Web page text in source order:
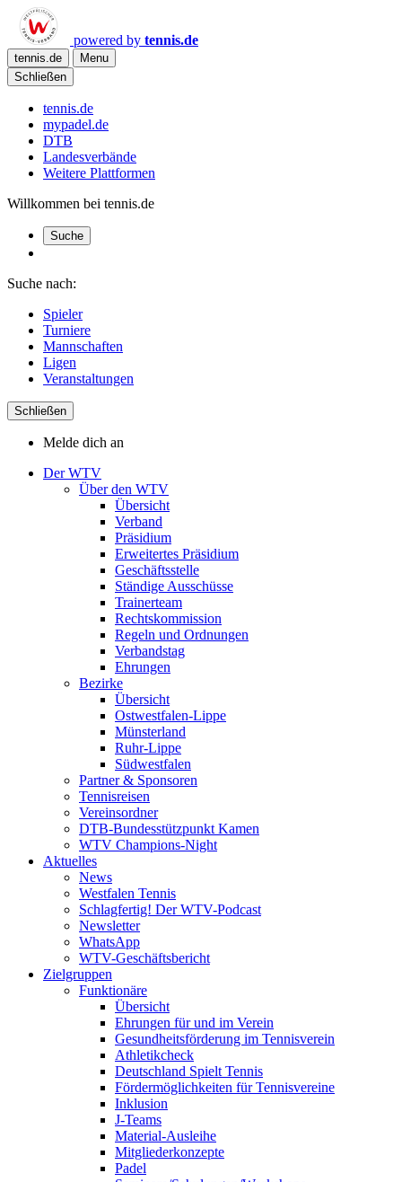
powered by tennis.de
tennis.de
Menu
Schließen
tennis.de
mypadel.de
DTB
Landesverbände
Weitere Plattformen
Willkommen bei tennis.de
Suche
Suche nach:
Spieler
Turniere
Mannschaften
Ligen
Veranstaltungen
Schließen
Melde dich an
Der WTV
Über den WTV
Übersicht
Verband
Präsidium
Erweitertes Präsidium
Geschäftsstelle
Ständige Ausschüsse
Trainerteam
Rechtskommission
Regeln und Ordnungen
Verbandstag
Ehrungen
Bezirke
Übersicht
Ostwestfalen-Lippe
Münsterland
Ruhr-Lippe
Südwestfalen
Partner & Sponsoren
Tennisreisen
Vereinsordner
DTB-Bundesstützpunkt Kamen
WTV Champions-Night
Aktuelles
News
Westfalen Tennis
Schlagfertig! Der WTV-Podcast
Newsletter
WhatsApp
WTV-Geschäftsbericht
Zielgruppen
Funktionäre
Übersicht
Ehrungen für und im Verein
Gesundheitsförderung im Tennisverein
Athletikcheck
Deutschland Spielt Tennis
Fördermöglichkeiten für Tennisvereine
Inklusion
J-Teams
Material-Ausleihe
Mitgliederkonzepte
Padel